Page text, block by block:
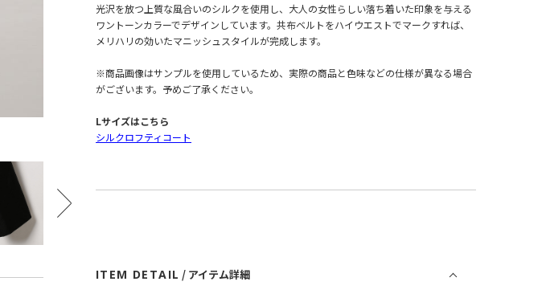
光沢を放つ上質な風合いのシルクを使用し、大人の女性らしい落ち着いた印象を与える
ワントーンカラーでデザインしています。共布ベルトをハイウエストでマークすれば、
メリハリの効いたマニッシュスタイルが完成します。
※商品画像はサンプルを使用しているため、実際の商品と色味などの仕様が異なる場合
がございます。予めご了承ください。
Lサイズはこちら
シルクロフティコート
ITEM DETAIL / アイテム詳細